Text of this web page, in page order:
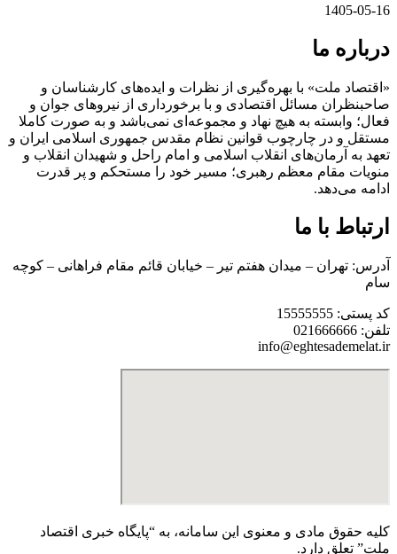
1405-05-16
درباره ما
«اقتصاد ملت» با بهره‌گیری از نظرات و ایده‌های کارشناسان و
صاحبنظران مسائل اقتصادی و با برخورداری از نیروهای جوان و
فعال؛ وابسته به هیچ نهاد و مجموعه‌ای نمی‌‌باشد و به صورت کاملا
مستقل و در چارچوب قوانین نظام مقدس جمهوری اسلامی ایران و
تعهد به آرمان‌های انقلاب اسلامی و امام راحل و شهیدان انقلاب و
منویات مقام معظم رهبری؛ مسیر خود را مستحکم و پر قدرت
ادامه می‌دهد.
ارتباط با ما
آدرس: تهران – میدان هفتم تیر – خیابان قائم مقام فراهانی – کوچه
سام
کد پستی: 15555555
تلفن: 021666666
info@eghtesademelat.ir
کلیه حقوق مادی و معنوی این سامانه، به “پایگاه خبری اقتصاد
ملت” تعلق دارد.